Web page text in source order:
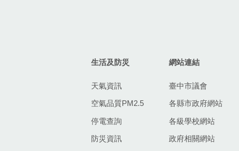
生活及防災
天氣資訊
空氣品質PM2.5
停電查詢
防災資訊
網站連結
臺中市議會
各縣市政府網站
各級學校網站
政府相關網站